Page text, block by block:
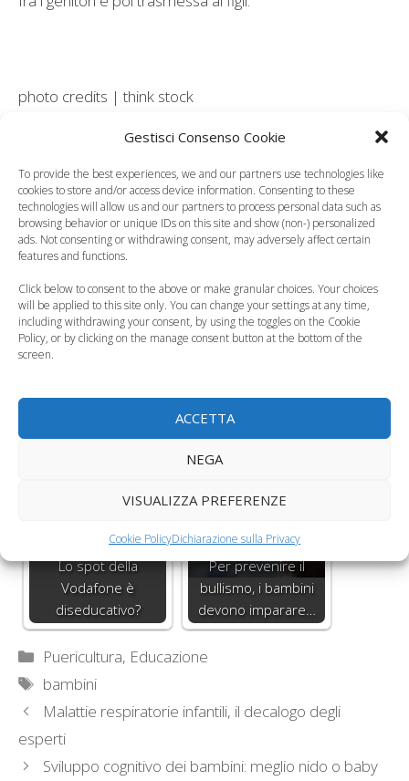
Gestisci Consenso Cookie
To provide the best experiences, we and our partners use technologies like
cookies to store and/or access device information. Consenting to these
technologies will allow us and our partners to process personal data such as
browsing behavior or unique IDs on this site and show (non-) personalized
ads. Not consenting or withdrawing consent, may adversely affect certain
features and functions.
Click below to consent to the above or make granular choices. Your choices
will be applied to this site only. You can change your settings at any time,
including withdrawing your consent, by using the toggles on the Cookie
Policy, or by clicking on the manage consent button at the bottom of the
screen.
ACCETTA
NEGA
VISUALIZZA PREFERENZE
Cookie PolicyDichiarazione sulla Privacy
photo credits | think stock
Leggi anche:
Genitori elicottero, è
accudimento
Lucy, la helpline di
infantile
dediti al consumo di
Lo spot della
Vodafone è
diseducativo?
Per prevenire il
bullismo, i bambini
devono imparare…
Categorie
Puericultura, Educazione
Tag
bambini
Malattie respiratorie infantili, il decalogo degli
esperti
Sviluppo cognitivo dei bambini: meglio nido o baby